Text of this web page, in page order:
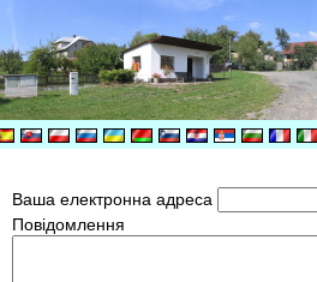
Ваша електронна адреса
Повідомлення